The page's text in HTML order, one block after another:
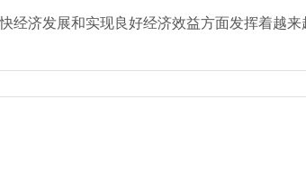
经济发展和实现良好经济效益方面发挥着越